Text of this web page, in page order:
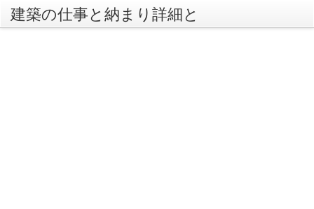
建築の仕事と納まり詳細と